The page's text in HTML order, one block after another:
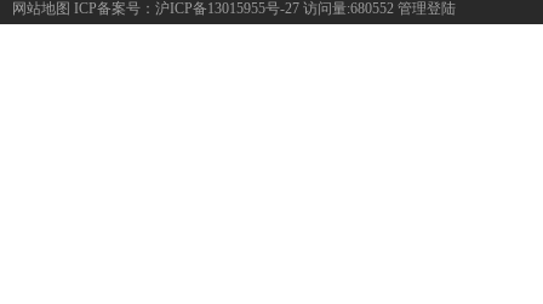
网站地图 ICP备案号： 沪ICP备13015955号-27 访问量:680552 管理登陆